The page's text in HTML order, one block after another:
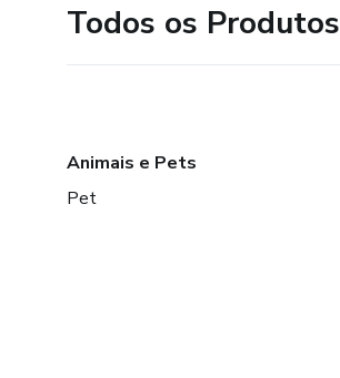
Todos os Produtos
Animais e Pets
Pet